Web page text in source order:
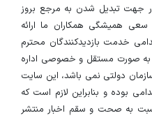
جهت تبدیل شدن به مرجع بروز
همیشگی همکاران ما ارائه
خدمت بازدیدکنندگان محترم
به صورت مستقل و خصوصی اداره
دولتی نمی باشد، این سایت
بوده و بنابراین لازم است که
به صحت و سقم اخبار منتشر